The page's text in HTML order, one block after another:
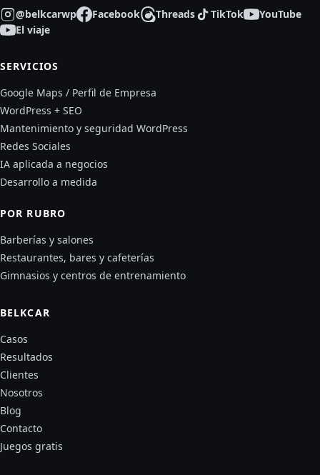
@belkcarwp
Facebook Threads TikTok
YouTube
El viaje
SERVICIOS
Google Maps / Perfil de Empresa
WordPress + SEO
Mantenimiento y seguridad WordPress
Redes Sociales
IA aplicada a negocios
Desarrollo a medida
POR RUBRO
Barberías y salones
Restaurantes, bares y cafeterías
Gimnasios y centros de entrenamiento
BELKCAR
Casos
Resultados
Clientes
Nosotros
Blog
Contacto
Juegos gratis